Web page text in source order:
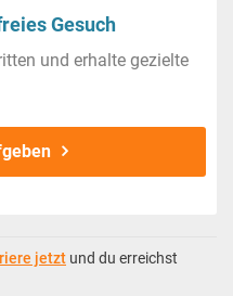
Gesuch
und erhalte gezielte
jetzt und du erreichst